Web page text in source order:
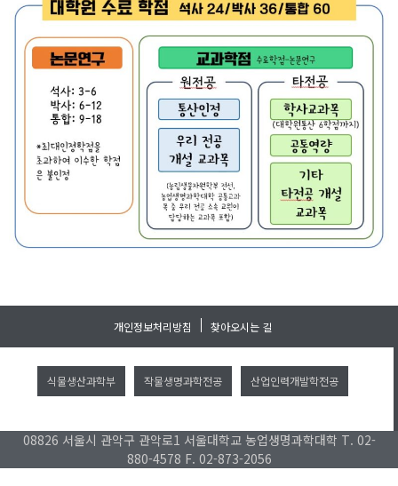
개인정보처리방침 찾아오시는 길
식물생산과학부 작물생명과학전공 산업인력개발학전공
08826 서울시 관악구 관악로1 서울대학교 농업생명과학대학 T. 02-
880-4578 F. 02-873-2056